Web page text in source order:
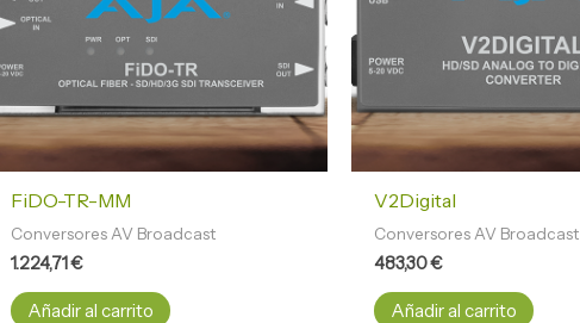
FiDO-TR-MM
Conversores AV Broadcast
1.224,71€
Añadir al carrito
V2Digital
Conversores AV Broadcast
483,30€
Añadir al carrito